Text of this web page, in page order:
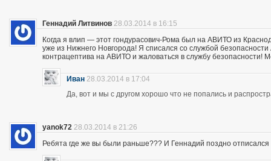
Геннадий Литвинов 28.03.2014 в 16:15
Когда я влип — этот гондурасович-Рома был на АВИТО из
уже из Нижнего Новгорода! Я списался со службой
контрацептива на АВИТО и жаловаться в службу безопасности!
Иван 28.03.2014 в 17:04
Да, вот и мы с другом хорошо что не попались и
yanok72 28.03.2014 в 21:26
Ребята где же вы были раньше??? И Геннадий поздно